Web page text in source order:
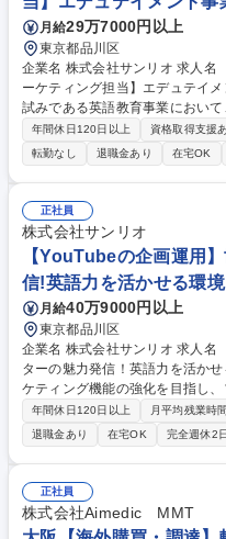
月給29万7000円以上
東京都品川区
企業名 株式会社サンリオ 求人名 【英語教育×エンタメサービスのWEBマ
ーケティング担当】エデュテイメント事業 仕事の内容 当
試みである英語教育事業におい
の価値と徹底したユーザーイン
様に届け、体験いただくための仕組みを構
意としてきた”幼児向け”の教育
下の業務を推進いただきます。
ションの企画立案・運用など）
クション）■デジタル広告の運用
サービスのターゲット層の特定■
営業方法の立案 募集職種 【英語教育×エンタメサービスのWEBマーケテ
ィング担当】エデュテイメント事
年間休日120日以上 資格取得支援
転勤なし
退職金あり 在宅OK
正社員
株式会社サンリオ
【YouTubeの企画運用
信!英語力を活かせる環
月給40万9000円以上
東京都品川区
企業名 株式会社サンリオ 求人名 【YouTubeの企画運用】世界的キャラク
ターの魅力発信！英語力を活かせる環境 仕事の内容 グロー
ケティング機能の強化を目指し
されました。その配下であるオ
ンネルの企画運営の業務を行っていただきます。
向け、キッズ向けなど各ターゲ
針の策定、コンテンツ企画の策
け、グローバル向け、キッズ向
ンネルのKPI管理、効果測定・検
クター動画や、製品プロモーシ
年間休日120日以上 月平均残業時
退職金あり
在宅OK 完全週休2
正社員
株式会社Aimedic MMT